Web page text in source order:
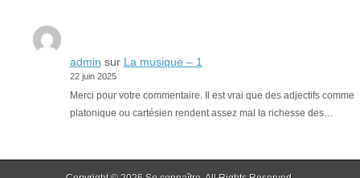
admin sur La musique – 1
22 juin 2025
Merci pour votre commentaire. Il est vrai que des adjectifs comme
platonique ou cartésien rendent assez mal la richesse des…